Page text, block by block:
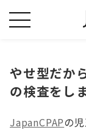
やせ型だか
の検査をし
JapanCPAPの児